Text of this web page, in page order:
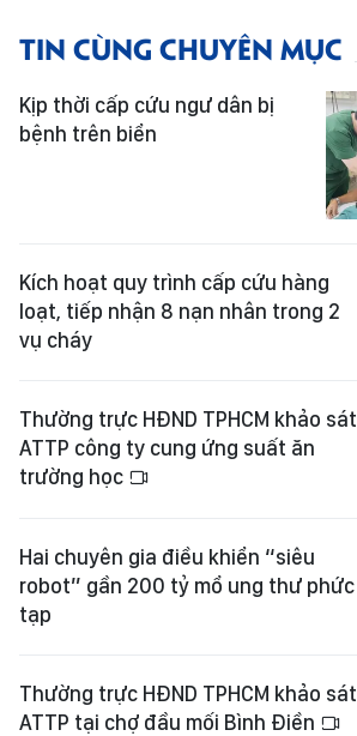
TIN CÙNG CHUYÊN MỤC
Kịp thời cấp cứu ngư dân bị
bệnh trên biển
Kích hoạt quy trình cấp cứu hàng
loạt, tiếp nhận 8 nạn nhân trong 2
vụ cháy
Thường trực HĐND TPHCM khảo sát
ATTP công ty cung ứng suất ăn
trường học
Hai chuyên gia điều khiển “siêu
robot” gần 200 tỷ mổ ung thư phức
tạp
Thường trực HĐND TPHCM khảo sát
ATTP tại chợ đầu mối Bình Điền